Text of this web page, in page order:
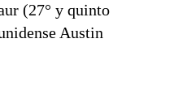
(27° y quinto
Austin